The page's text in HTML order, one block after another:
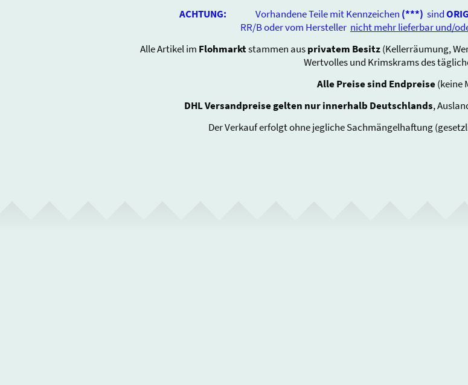
ACHTUNG: Vorhandene Teile mit Kennzeichen (***) sind
RR/B oder vom Hersteller nicht mehr lieferbar und/
Alle Artikel im Flohmarktstammen ausprivatem Besitz(Kellerräumung,
Wertvolles und Krimskrams des
Alle Preise sind Endpreise(keine
DHL Versandpreise gelten nur innerhalb Deutschlands,
Der Verkauf erfolgt ohne jegliche Sachmängelhaftung